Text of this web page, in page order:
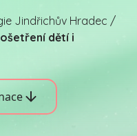
Jindřichův Hradec /
dětí i